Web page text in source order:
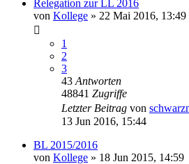
Relegation zur LL 2016
von Kollege » 22 Mai 2016, 13:49
1
2
3
43 Antworten
48841 Zugriffe
Letzter Beitrag von
13 Jun 2016, 15:44
BL 2015/2016
von Kollege » 18 Jun 2015, 14:59